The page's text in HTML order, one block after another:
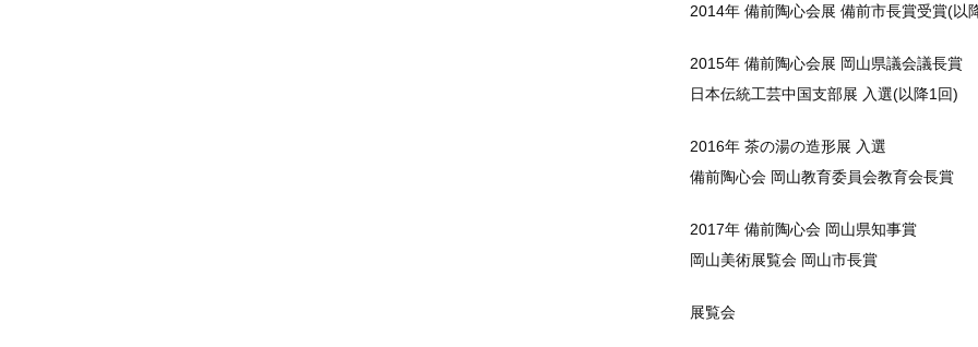
2014年 備前陶心会展 備前市長賞受賞(以
2015年 備前陶心会展 岡山県議会議長賞
日本伝統工芸中国支部展 入選(以降1回)
2016年 茶の湯の造形展 入選
備前陶心会 岡山教育委員会教育会長賞
2017年 備前陶心会 岡山県知事賞
岡山美術展覧会 岡山市長賞
展覧会